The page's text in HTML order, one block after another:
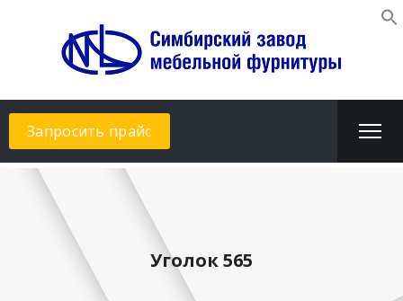
Запросить прайс
Уголок 565